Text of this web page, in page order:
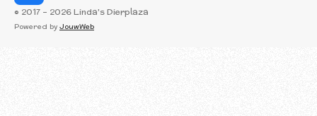
a
c
© 2017 - 2026 Linda's Dierplaza
Powered by JouwWeb